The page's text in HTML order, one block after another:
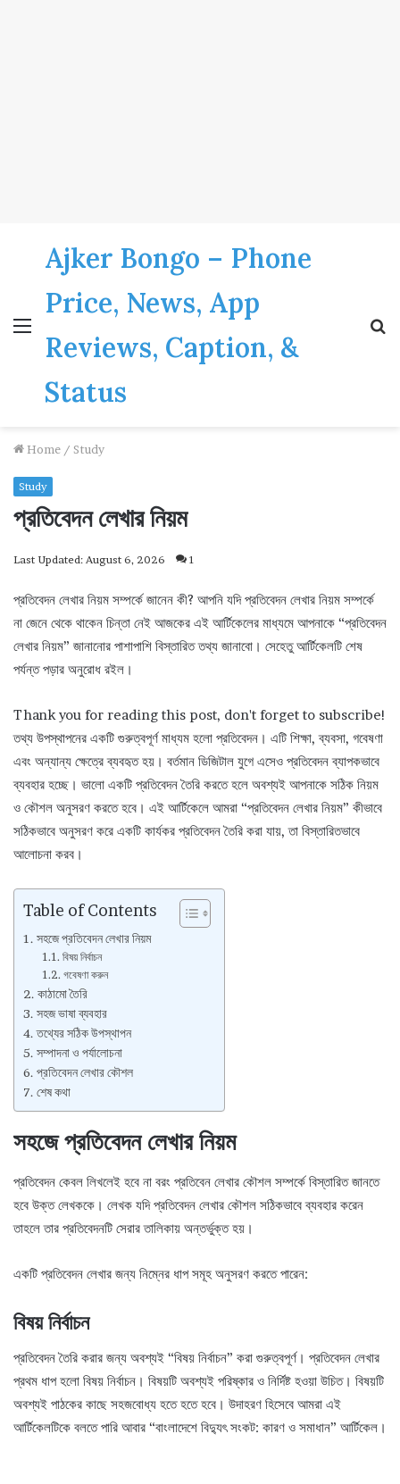
Menu
Ajker Bongo – Phone
Price, News, App
Reviews, Caption, &
Status
Home / Study
Study
প্রতিবেদন লেখার নিয়ম
Last Updated: August 6, 2026 1
প্রতিবেদন লেখার নিয়ম সম্পর্কে জানেন কী? আপনি যদি প্রতিবেদন লেখার নিয়ম সম্পর্কে
না জেনে থেকে থাকেন চিন্তা নেই আজকের এই আর্টিকেলের মাধ্যমে আপনাকে “প্রতিবেদন
লেখার নিয়ম” জানানোর পাশাপাশি বিস্তারিত তথ্য জানাবো। সেহেতু আর্টিকেলটি শেষ
পর্যন্ত পড়ার অনুরোধ রইল।
Thank you for reading this post, don't forget to subscribe!
তথ্য উপস্থাপনের একটি গুরুত্বপূর্ণ মাধ্যম হলো প্রতিবেদন। এটি শিক্ষা, ব্যবসা, গবেষণা
এবং অন্যান্য ক্ষেত্রে ব্যবহৃত হয়। বর্তমান ডিজিটাল যুগে এসেও প্রতিবেদন ব্যাপকভাবে
ব্যবহার হচ্ছে। ভালো একটি প্রতিবেদন তৈরি করতে হলে অবশ্যই আপনাকে সঠিক নিয়ম
ও কৌশল অনুসরণ করতে হবে। এই আর্টিকেলে আমরা “প্রতিবেদন লেখার নিয়ম” কীভাবে
সঠিকভাবে অনুসরণ করে একটি কার্যকর প্রতিবেদন তৈরি করা যায়, তা বিস্তারিতভাবে
আলোচনা করব।
Table of Contents
সহজে প্রতিবেদন লেখার নিয়ম
বিষয় নির্বাচন
গবেষণা করুন
কাঠামো তৈরি
সহজ ভাষা ব্যবহার
তথ্যের সঠিক উপস্থাপন
সম্পাদনা ও পর্যালোচনা
প্রতিবেদন লেখার কৌশল
শেষ কথা
সহজে প্রতিবেদন লেখার নিয়ম
প্রতিবেদন কেবল লিখলেই হবে না বরং প্রতিবেন লেখার কৌশল সম্পর্কে বিস্তারিত জানতে
হবে উক্ত লেখককে। লেখক যদি প্রতিবেদন লেখার কৌশল সঠিকভাবে ব্যবহার করেন
তাহলে তার প্রতিবেদনটি সেরার তালিকায় অন্তর্ভুক্ত হয়।
একটি প্রতিবেদন লেখার জন্য নিম্নের ধাপ সমূহ অনুসরণ করতে পারেন:
বিষয় নির্বাচন
প্রতিবেদন তৈরি করার জন্য অবশ্যই “বিষয় নির্বাচন” করা গুরুত্বপূর্ণ। প্রতিবেদন লেখার
প্রথম ধাপ হলো বিষয় নির্বাচন। বিষয়টি অবশ্যই পরিষ্কার ও নির্দিষ্ট হওয়া উচিত। বিষয়টি
অবশ্যই পাঠকের কাছে সহজবোধ্য হতে হতে হবে। উদাহরণ হিসেবে আমরা এই
আর্টিকেলটিকে বলতে পারি আবার “বাংলাদেশে বিদ্যুৎ সংকট: কারণ ও সমাধান” আর্টিকেল।